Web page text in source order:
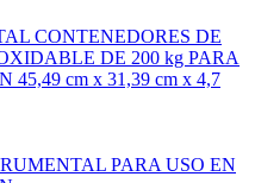
CONTENEDORES DE
DE 200 kg PARA
cm x 31,39 cm x 4,7